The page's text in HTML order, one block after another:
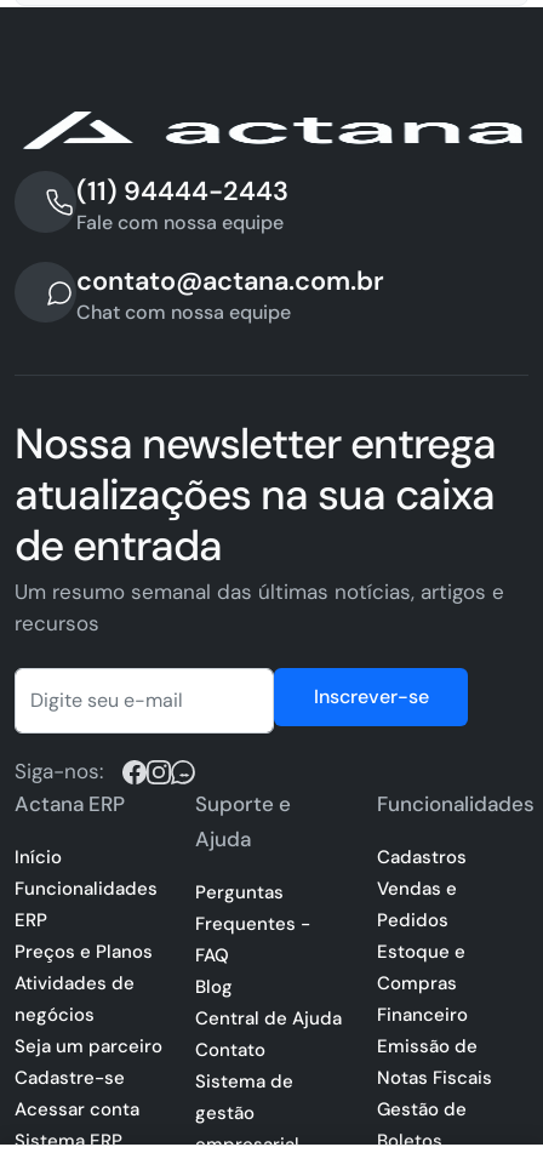
(11) 94444-2443
Fale com nossa equipe
contato@actana.com.br
Chat com nossa equipe
Nossa newsletter entrega
atualizações na sua caixa
de entrada
Um resumo semanal das últimas notícias, artigos e
recursos
Inscrever-se
Siga-nos:
Actana ERP
Início
Funcionalidades
ERP
Preços e Planos
Atividades de
negócios
Seja um parceiro
Cadastre-se
Acessar conta
Sistema ERP
Suporte e
Ajuda
Perguntas
Frequentes -
FAQ
Blog
Central de Ajuda
Contato
Sistema de
gestão
empresarial
Funcionalidades
Cadastros
Vendas e
Pedidos
Estoque e
Compras
Financeiro
Emissão de
Notas Fiscais
Gestão de
Boletos